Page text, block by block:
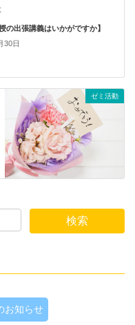
の出張講義はいかがですか】
30日
ゼミ活動
お知らせ